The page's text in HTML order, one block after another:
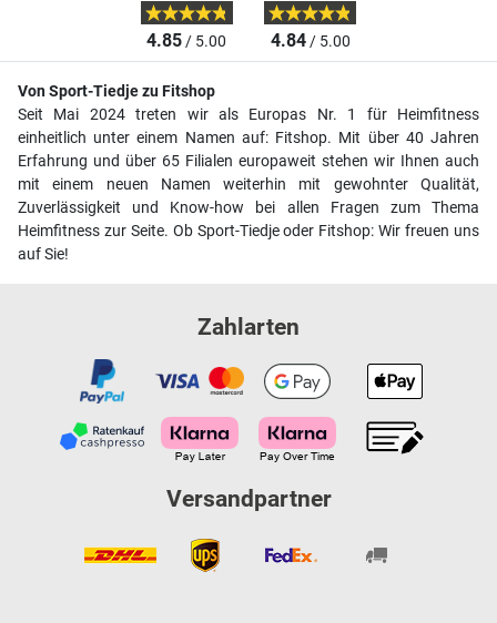
4.85/ 5.00 4.84/ 5.00
Von Sport-Tiedje zu Fitshop
Seit Mai 2024 treten wir als Europas Nr. 1 für Heimfitness
einheitlich unter einem Namen auf: Fitshop. Mit über 40 Jahren
Erfahrung und über 65 Filialen europaweit stehen wir Ihnen auch
mit einem neuen Namen weiterhin mit gewohnter Qualität,
Zuverlässigkeit und Know-how bei allen Fragen zum Thema
Heimfitness zur Seite. Ob Sport-Tiedje oder Fitshop: Wir freuen uns
auf Sie!
Zahlarten
Versandpartner